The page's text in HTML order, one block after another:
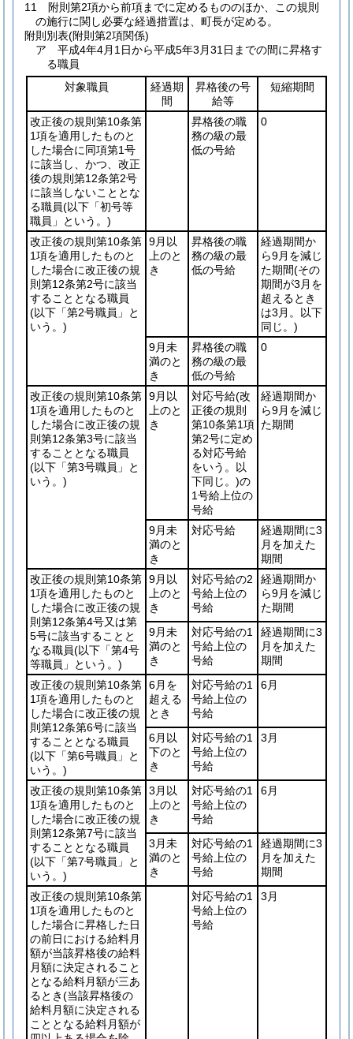
11
附則第2項から前項までに定めるもののほか、この規則
の施行に関し必要な経過措置は、町長が定める。
附則別表(附則第2項関係)
ア 平成4年4月1日から平成5年3月31日までの間に昇格す
る職員
対象職員
経過期
間
昇格後の号
給等
短縮期間
改正後の規則第10条第
1項を適用したものと
した場合に同項第1号
に該当し、かつ、改正
後の規則第12条第2号
に該当しないこととな
る職員(以下「初号等
職員」という。)
昇格後の職
務の級の最
低の号給
0
改正後の規則第10条第
1項を適用したものと
した場合に改正後の規
則第12条第2号に該当
することとなる職員
(以下「第2号職員」と
いう。)
9月以
上のと
き
昇格後の職
務の級の最
低の号給
経過期間か
ら9月を減じ
た期間(その
期間が3月を
超えるとき
は3月。以下
同じ。)
9月未
満のと
き
昇格後の職
務の級の最
低の号給
0
改正後の規則第10条第
1項を適用したものと
した場合に改正後の規
則第12条第3号に該当
することとなる職員
(以下「第3号職員」と
いう。)
9月以
上のと
き
対応号給(改
正後の規則
第10条第1項
第2号に定め
る対応号給
をいう。以
下同じ。)の
1号給上位の
号給
経過期間か
ら9月を減じ
た期間
9月未
満のと
き
対応号給
経過期間に3
月を加えた
期間
改正後の規則第10条第
1項を適用したものと
した場合に改正後の規
則第12条第4号又は第
5号に該当することと
なる職員(以下「第4号
等職員」という。)
9月以
上のと
き
対応号給の2
号給上位の
号給
経過期間か
ら9月を減じ
た期間
9月未
満のと
き
対応号給の1
号給上位の
号給
経過期間に3
月を加えた
期間
改正後の規則第10条第
1項を適用したものと
した場合に改正後の規
則第12条第6号に該当
することとなる職員
(以下「第6号職員」と
いう。)
6月を
超える
とき
対応号給の1
号給上位の
号給
6月
6月以
下のと
き
対応号給の1
号給上位の
号給
3月
改正後の規則第10条第
1項を適用したものと
した場合に改正後の規
則第12条第7号に該当
することとなる職員
(以下「第7号職員」と
いう。)
3月以
上のと
き
対応号給の1
号給上位の
号給
6月
3月未
満のと
き
対応号給の1
号給上位の
号給
経過期間に3
月を加えた
期間
改正後の規則第10条第
1項を適用したものと
した場合に昇格した日
の前日における給料月
額が当該昇格後の給料
月額に決定されること
となる給料月額が三あ
るとき(当該昇格後の
給料月額に決定される
こととなる給料月額が
対応号給の1
号給上位の
号給
3月